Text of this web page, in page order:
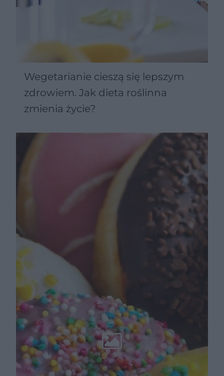
Wegetarianie cieszą się lepszym
zdrowiem. Jak dieta roślinna
zmienia życie?